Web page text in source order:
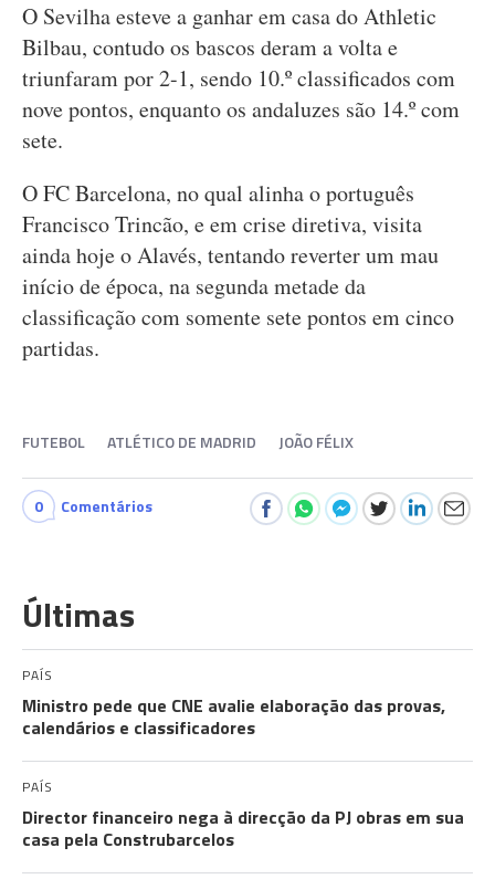
O Sevilha esteve a ganhar em casa do Athletic
Bilbau, contudo os bascos deram a volta e
triunfaram por 2-1, sendo 10.º classificados com
nove pontos, enquanto os andaluzes são 14.º com
sete.
O FC Barcelona, no qual alinha o português
Francisco Trincão, e em crise diretiva, visita
ainda hoje o Alavés, tentando reverter um mau
início de época, na segunda metade da
classificação com somente sete pontos em cinco
partidas.
FUTEBOL ATLÉTICO DE MADRID JOÃO FÉLIX
0 Comentários
Últimas
PAÍS
Ministro pede que CNE avalie elaboração das provas,
calendários e classificadores
PAÍS
Director financeiro nega à direcção da PJ obras em sua
casa pela Construbarcelos